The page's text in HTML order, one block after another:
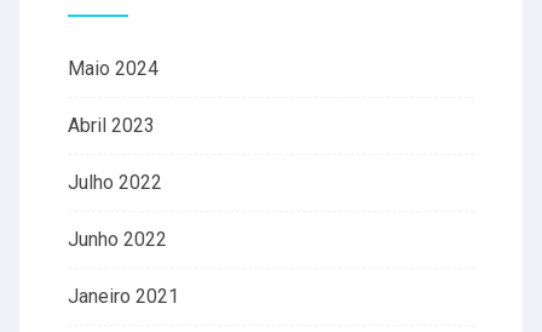
Maio 2024
Abril 2023
Julho 2022
Junho 2022
Janeiro 2021